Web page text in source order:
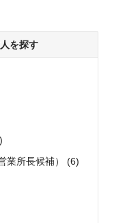
を探す
業所長候補） (6)